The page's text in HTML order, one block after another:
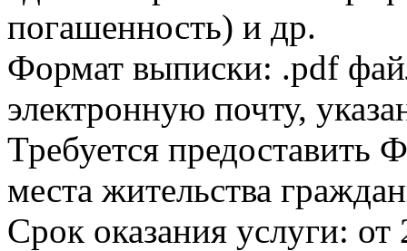
погашенность) и др.
Формат выписки: .pdf
электронную почту,
Требуется
места жительства
Срок оказания услуги: от